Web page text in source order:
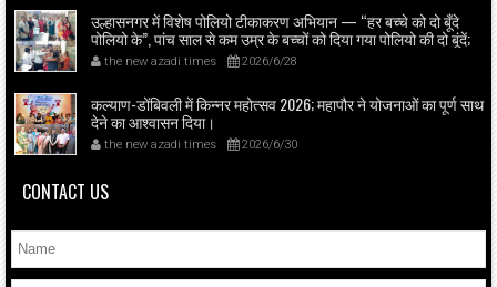
उल्हासनगर में विशेष पोलियो टीकाकरण अभियान — “हर बच्चे को दो बूँदे
पोलियो के”, पांच साल से कम उम्र के बच्चों को दिया गया पोलियो की दो बूंदें;
स्वास्थ्यकर्मी व आशास्वयंसेवकों ने पहुंच कर माता-पिता से सहयोग माँगा।
the new azadi times 2026/6/28
कल्याण-डोंबिवली में किन्नर महोत्सव 2026; महापौर ने योजनाओं का पूर्ण साथ
देने का आश्वासन दिया।
the new azadi times 2026/6/30
CONTACT US